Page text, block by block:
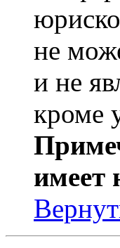
не
и не
кроме
имеет